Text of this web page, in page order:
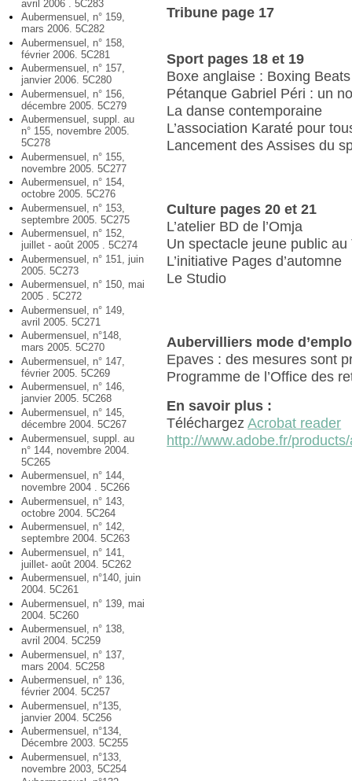
avril 2006 . 5C283
Aubermensuel, n° 159,
mars 2006. 5C282
Aubermensuel, n° 158,
février 2006. 5C281
Aubermensuel, n° 157,
janvier 2006. 5C280
Aubermensuel, n° 156,
décembre 2005. 5C279
Aubermensuel, suppl. au
n° 155, novembre 2005.
5C278
Aubermensuel, n° 155,
novembre 2005. 5C277
Aubermensuel, n° 154,
octobre 2005. 5C276
Aubermensuel, n° 153,
septembre 2005. 5C275
Aubermensuel, n° 152,
juillet - août 2005 . 5C274
Aubermensuel, n° 151, juin
2005. 5C273
Aubermensuel, n° 150, mai
2005 . 5C272
Aubermensuel, n° 149,
avril 2005. 5C271
Aubermensuel, n°148,
mars 2005. 5C270
Aubermensuel, n° 147,
février 2005. 5C269
Aubermensuel, n° 146,
janvier 2005. 5C268
Aubermensuel, n° 145,
décembre 2004. 5C267
Aubermensuel, suppl. au
n° 144, novembre 2004.
5C265
Aubermensuel, n° 144,
novembre 2004 . 5C266
Aubermensuel, n° 143,
octobre 2004. 5C264
Aubermensuel, n° 142,
septembre 2004. 5C263
Aubermensuel, n° 141,
juillet- août 2004. 5C262
Aubermensuel, n°140, juin
2004. 5C261
Aubermensuel, n° 139, mai
2004. 5C260
Aubermensuel, n° 138,
avril 2004. 5C259
Aubermensuel, n° 137,
mars 2004. 5C258
Aubermensuel, n° 136,
février 2004. 5C257
Aubermensuel, n°135,
janvier 2004. 5C256
Aubermensuel, n°134,
Décembre 2003. 5C255
Aubermensuel, n°133,
novembre 2003, 5C254
Tribune page 17
Sport pages 18 et 19
Boxe anglaise : Boxing Beats
Pétanque Gabriel Péri : un
La danse contemporaine
L’association Karaté pour
Lancement des Assises du
Culture pages 20 et 21
L’atelier BD de l’Omja
Un spectacle jeune public au
L’initiative Pages d’automne
Le Studio
Aubervilliers mode
Epaves : des mesures sont
Programme de l’Office des
En savoir plus :
TéléchargezAcrobat reader
http://www.adobe.fr/